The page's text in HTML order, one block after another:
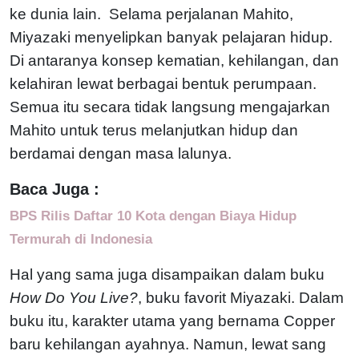
ke dunia lain. Selama perjalanan Mahito,
Miyazaki menyelipkan banyak pelajaran hidup.
Di antaranya konsep kematian, kehilangan, dan
kelahiran lewat berbagai bentuk perumpaan.
Semua itu secara tidak langsung mengajarkan
Mahito untuk terus melanjutkan hidup dan
berdamai dengan masa lalunya.
Baca Juga :
BPS Rilis Daftar 10 Kota dengan Biaya Hidup
Termurah di Indonesia
Hal yang sama juga disampaikan dalam buku
How Do You Live?, buku favorit Miyazaki. Dalam
buku itu, karakter utama yang bernama Copper
baru kehilangan ayahnya. Namun, lewat sang